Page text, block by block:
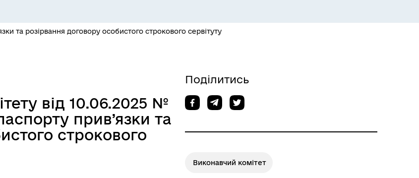
та розірвання договору особистого строкового сервітуту
від 10.06.2025 №
прив’язки та
строкового
Поділитись
Виконавчий комітет